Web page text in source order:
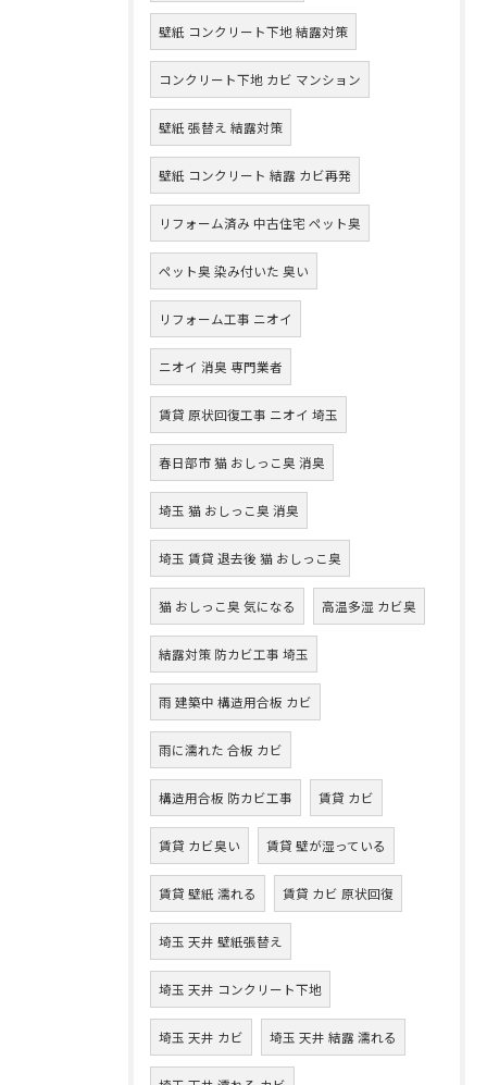
壁紙 コンクリート下地 結露対策
コンクリート下地 カビ マンション
壁紙 張替え 結露対策
壁紙 コンクリート 結露 カビ再発
リフォーム済み 中古住宅 ペット臭
ペット臭 染み付いた 臭い
リフォーム工事 ニオイ
ニオイ 消臭 専門業者
賃貸 原状回復工事 ニオイ 埼玉
春日部市 猫 おしっこ臭 消臭
埼玉 猫 おしっこ臭 消臭
埼玉 賃貸 退去後 猫 おしっこ臭
猫 おしっこ臭 気になる 高温多湿 カビ臭
結露対策 防カビ工事 埼玉
雨 建築中 構造用合板 カビ
雨に濡れた 合板 カビ
構造用合板 防カビ工事 賃貸 カビ
賃貸 カビ臭い 賃貸 壁が湿っている
賃貸 壁紙 濡れる 賃貸 カビ 原状回復
埼玉 天井 壁紙張替え
埼玉 天井 コンクリート下地
埼玉 天井 カビ 埼玉 天井 結露 濡れる